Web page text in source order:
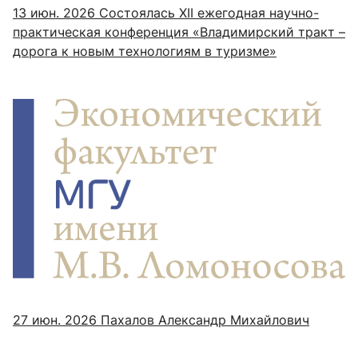
13 июн. 2026 Cостоялась XII ежегодная научно-
практическая конференция «Владимирский тракт –
дорога к новым технологиям в туризме»
27 июн. 2026 Пахалов Александр Михайлович